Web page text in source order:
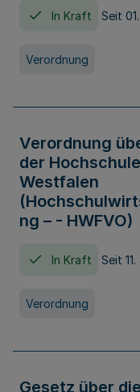
In Kraft Seit
Verordnung
Verordnung
der
Westfalen
ng – - HWFVO)
In Kraft Seit
Verordnung
Gesetz über